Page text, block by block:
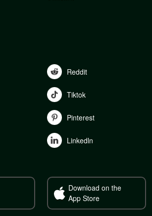
Reddit
Tiktok
Pinterest
Linkedln
Download on the
App Store